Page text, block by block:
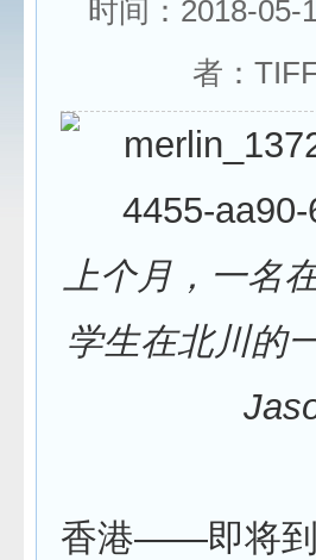
时间：2018-
者：
上个月，一名
学生在北川的
香港——即将到